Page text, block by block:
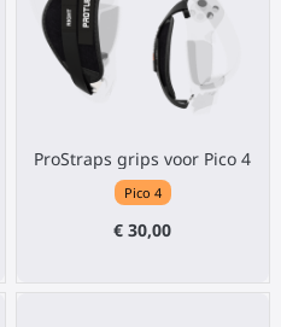
ProStraps grips voor Pico 4
Pico 4
€ 30,00